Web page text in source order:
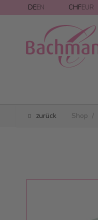
Direkt zum Inhalt
DEEN CHFEUR
zurück Shop /